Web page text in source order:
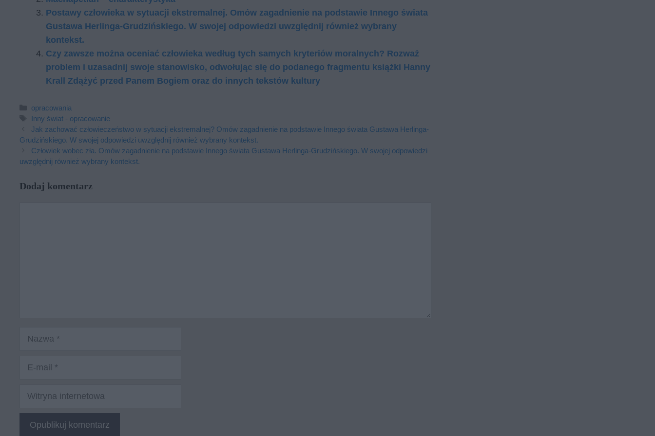
Postawy człowieka w sytuacji ekstremalnej. Omów zagadnienie na podstawie Innego świata
Gustawa Herlinga-Grudzińskiego. W swojej odpowiedzi uwzględnij również wybrany
kontekst.
Czy zawsze można oceniać człowieka według tych samych kryteriów moralnych? Rozważ
problem i uzasadnij swoje stanowisko, odwołując się do podanego fragmentu książki Hanny
Krall Zdążyć przed Panem Bogiem oraz do innych tekstów kultury
Kategorie
opracowania
Tagi
Inny świat - opracowanie
Jak zachować człowieczeństwo w sytuacji ekstremalnej? Omów zagadnienie na podstawie Innego świata Gustawa Herlinga-
Grudzińskiego. W swojej odpowiedzi uwzględnij również wybrany kontekst.
Człowiek wobec zła. Omów zagadnienie na podstawie Innego świata Gustawa Herlinga-Grudzińskiego. W swojej odpowiedzi
uwzględnij również wybrany kontekst.
Dodaj komentarz
Witryna
internetowa